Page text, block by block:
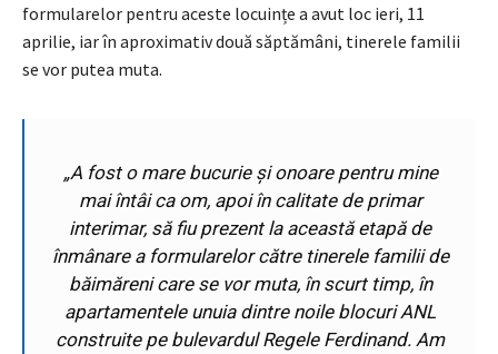
formularelor pentru aceste locuințe a avut loc ieri, 11
aprilie, iar în aproximativ două săptămâni, tinerele familii
se vor putea muta.
„A fost o mare bucurie și onoare pentru mine
mai întâi ca om, apoi în calitate de primar
interimar, să fiu prezent la această etapă de
înmânare a formularelor către tinerele familii de
băimăreni care se vor muta, în scurt timp, în
apartamentele unuia dintre noile blocuri ANL
construite pe bulevardul Regele Ferdinand. Am